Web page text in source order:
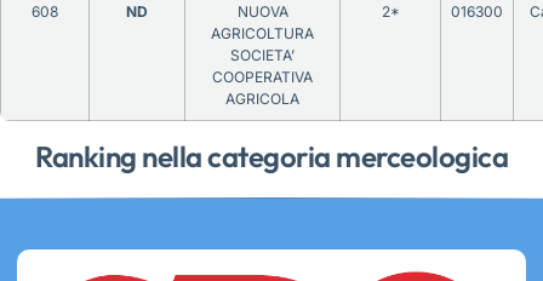
Ranking nella categoria merceologica
608 ND
NUOVA
AGRICOLTURA
SOCIETA’
COOPERATIVA
AGRICOLA
2* 016300